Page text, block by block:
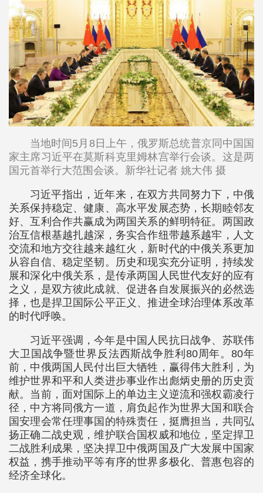
当地时间5月8日上午，俄罗斯总统普京同中国国
家主席习近平在莫斯科克里姆林宫举行会谈。这是两
国元首举行大范围会谈。新华社记者 姚大伟 摄
习近平指出，近年来，在双方共同努力下，中俄
关系保持稳定、健康、高水平发展态势，长期睦邻友
好、互利合作共赢成为两国关系的鲜明特征。两国政
治互信根基越扎越深，务实合作纽带越系越牢，人文
交流和地方交往越来越红火，新时代的中俄关系更加
从容自信、稳定坚韧。历史和现实充分证明，持续发
展和深化中俄关系，是传承两国人民世代友好的应有
之义，是双方彼此成就、促进各自发展振兴的必然选
择，也是捍卫国际公平正义、推进全球治理体系改革
的时代呼唤。
习近平强调，今年是中国人民抗日战争、苏联伟
大卫国战争暨世界反法西斯战争胜利80周年。80年
前，中俄两国人民付出巨大牺牲，赢得伟大胜利，为
维护世界和平和人类进步事业作出彪炳史册的历史贡
献。当前，面对国际上的单边主义逆流和强权霸凌行
径，中方将同俄方一道，肩负起作为世界大国和联合
国安理会常任理事国的特殊责任，挺膺担当，共同弘
扬正确二战史观，维护联合国权威和地位，坚定捍卫
二战胜利成果，坚决捍卫中俄两国及广大发展中国家
权益，携手推动平等有序的世界多极化、普惠包容的
经济全球化。